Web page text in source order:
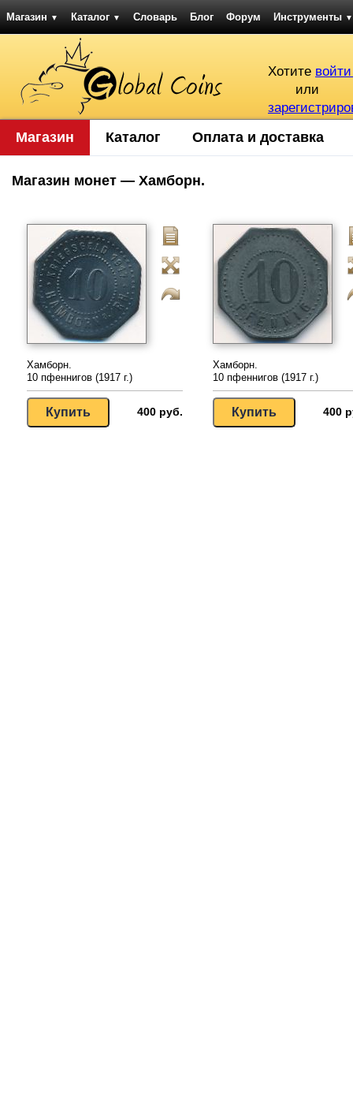
Магазин ▼ Каталог ▼ Словарь Блог Форум Инструменты ▼
Хотите
или
Магазин Каталог Оплата и доставка
Магазин монет — Хамборн.
Хамборн.
10 пфеннигов (1917 г.)
400 руб.
Хамборн.
10 пфеннигов (1917 г.)
400